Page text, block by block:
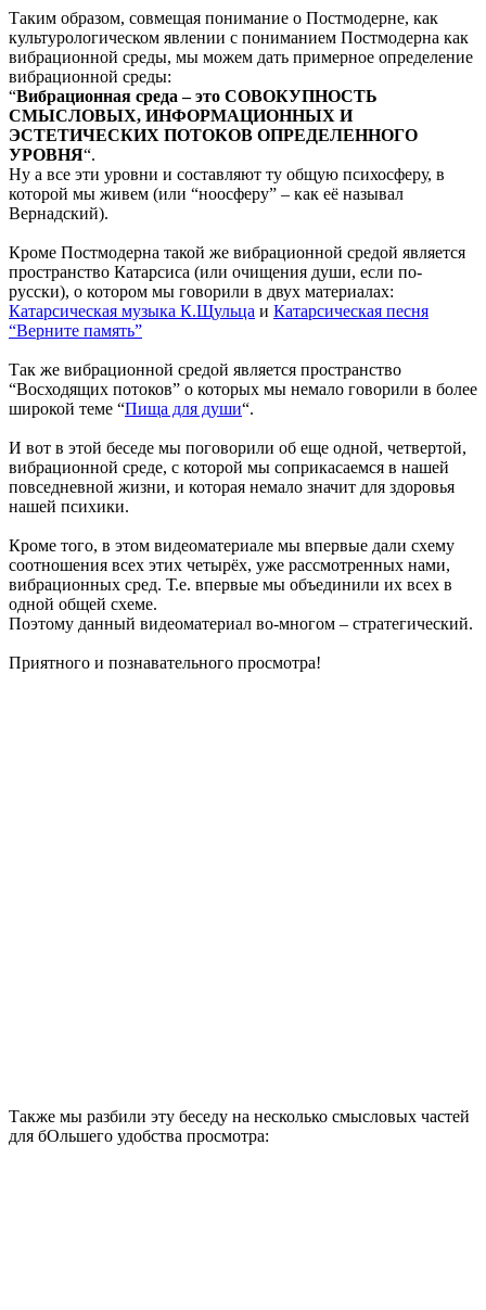
Таким образом, совмещая понимание о Постмодерне, как
культурологическом явлении с пониманием Постмодерна как
вибрационной среды, мы можем дать примерное определение
вибрационной среды:
“Вибрационная среда – это СОВОКУПНОСТЬ
СМЫСЛОВЫХ, ИНФОРМАЦИОННЫХ И
ЭСТЕТИЧЕСКИХ ПОТОКОВ ОПРЕДЕЛЕННОГО
УРОВНЯ“.
Ну а все эти уровни и составляют ту общую психосферу, в
которой мы живем (или “ноосферу” – как её называл
Вернадский).
Кроме Постмодерна такой же вибрационной средой является
пространство Катарсиса (или очищения души, если по-
русски), о котором мы говорили в двух материалах:
Катарсическая музыка К.Щульца и Катарсическая песня
“Верните память”
Так же вибрационной средой является пространство
“Восходящих потоков” о которых мы немало говорили в более
широкой теме “Пища для души“.
И вот в этой беседе мы поговорили об еще одной, четвертой,
вибрационной среде, с которой мы соприкасаемся в нашей
повседневной жизни, и которая немало значит для здоровья
нашей психики.
Кроме того, в этом видеоматериале мы впервые дали схему
соотношения всех этих четырёх, уже рассмотренных нами,
вибрационных сред. Т.е. впервые мы объединили их всех в
одной общей схеме.
Поэтому данный видеоматериал во-многом – стратегический.
Приятного и познавательного просмотра!
Также мы разбили эту беседу на несколько смысловых частей
для бОльшего удобства просмотра: